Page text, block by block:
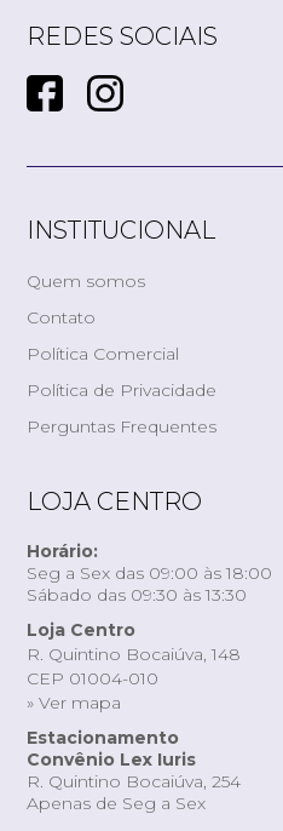
REDES SOCIAIS
INSTITUCIONAL
Quem somos
Contato
Política Comercial
Política de Privacidade
Perguntas Frequentes
LOJA CENTRO
Horário:
Seg a Sex das 09:00 às 18:00
Sábado das 09:30 às 13:30
Loja Centro
R. Quintino Bocaiúva, 148
CEP 01004-010
» Ver mapa
Estacionamento
Convênio Lex Iuris
R. Quintino Bocaiúva, 254
Apenas de Seg a Sex